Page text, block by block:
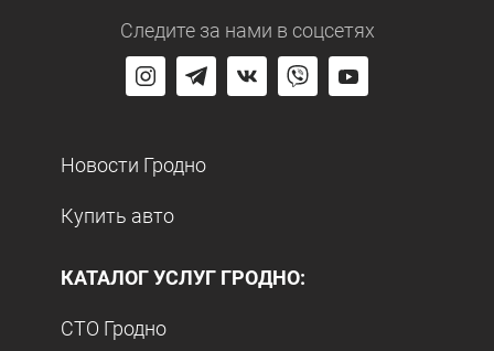
Следите за нами в соцсетях
Новости Гродно
Купить авто
КАТАЛОГ УСЛУГ ГРОДНО:
СТО Гродно